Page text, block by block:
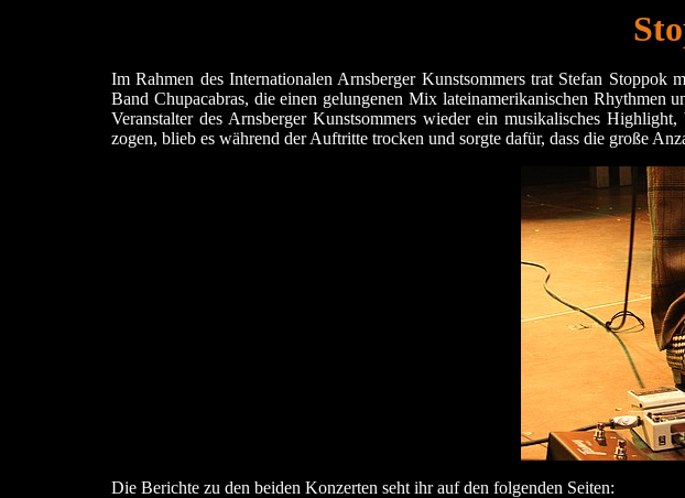
Im Rahmen des Internationalen Arnsberger Kunstsommers trat Stefan
Band Chupacabras, die einen gelungenen Mix lateinamerikanischen Rhythmen
Veranstalter des Arnsberger Kunstsommers wieder ein musikalisches
zogen, blieb es während der Auftritte trocken und sorgte dafür, dass die große
Die Berichte zu den beiden Konzerten seht ihr auf den folgenden Seiten: